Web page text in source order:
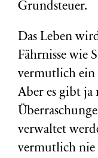
Grundsteuer.
Das Leben
Fährnisse wie
vermutlich ein
Aber es gibt ja
verwaltet
vermutlich nie